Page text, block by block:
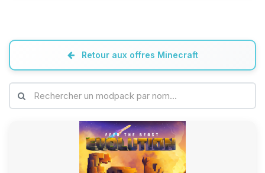
Retour aux offres Minecraft